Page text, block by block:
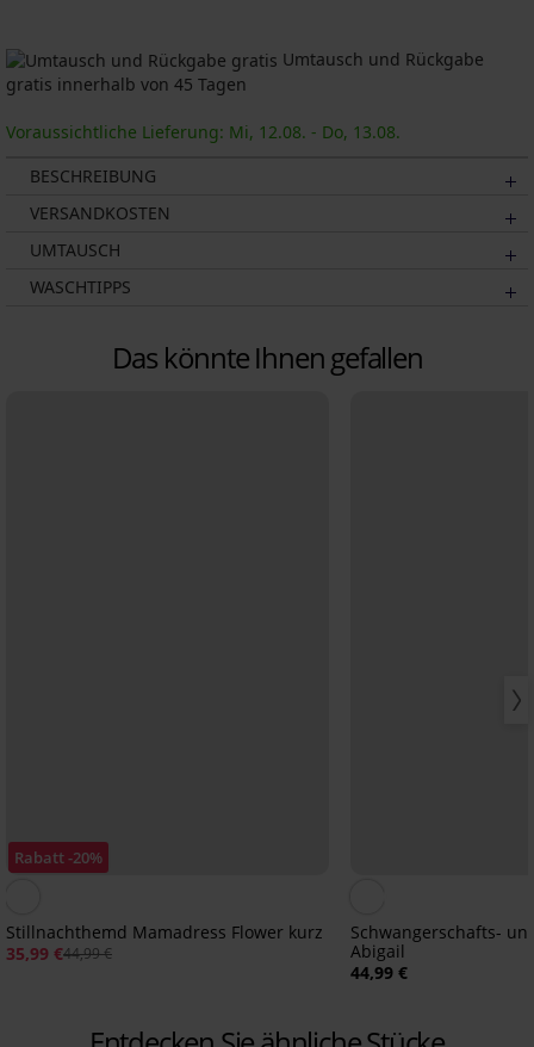
Umtausch und Rückgabe
gratis innerhalb von 45 Tagen
Voraussichtliche Lieferung: Mi, 12.08. - Do, 13.08.
BESCHREIBUNG
VERSANDKOSTEN
UMTAUSCH
WASCHTIPPS
Das könnte Ihnen gefallen
Rabatt -20%
Stillnachthemd Mamadress Flower kurz
35,99 €44,99 €
Schwangerschafts-
Abigail
44,99 €